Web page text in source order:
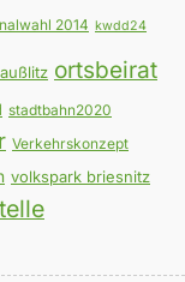
2014 kwdd24
ortsbeirat
stadtbahn2020
Verkehrskonzept
volkspark briesnitz